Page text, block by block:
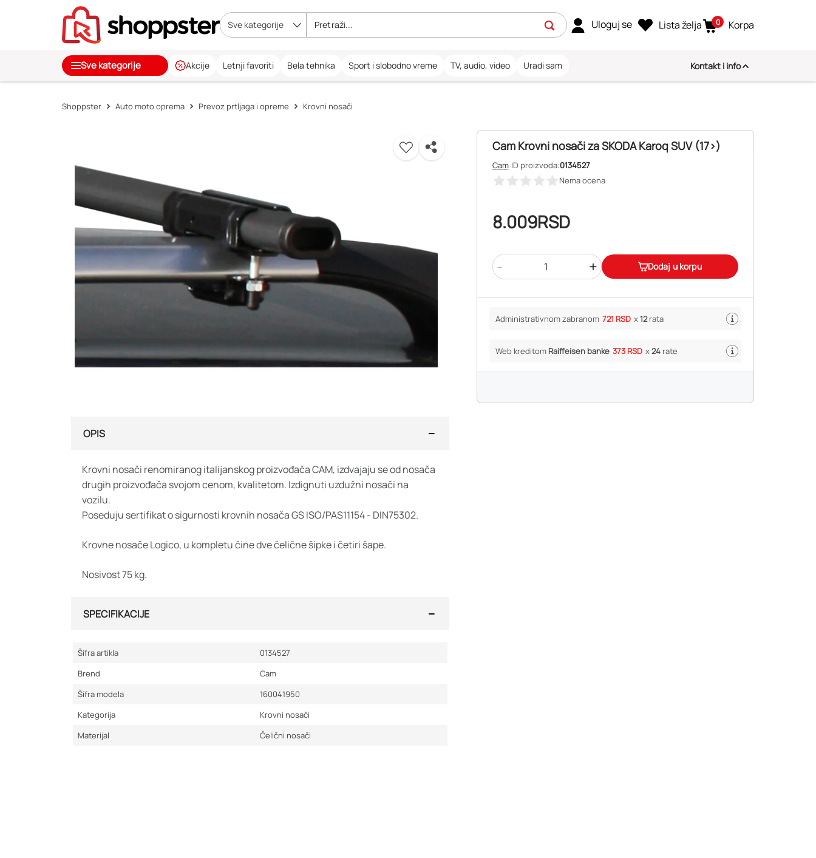
Sve kategorije Uloguj se Lista želja 0 Korpa
Sve kategorije Akcije Letnji favoriti Bela tehnika Sport i slobodno vreme TV, audio, video Uradi sam Kontakt i info
Shoppster Auto moto oprema Prevoz prtljaga i opreme Krovni nosači
Cam Krovni nosači za SKODA Karoq SUV (17>)
Cam ID proizvoda:0134527
Nema ocena
8.009RSD
- + Dodaj u korpu
Administrativnom zabranom 721 RSD x12rata
Web kreditom Raiffeisen banke 373 RSD x24rate
OPIS
Krovni nosači renomiranog italijanskog proizvođača CAM, izdvajaju se od nosača
drugih proizvođača svojom cenom, kvalitetom. Izdignuti uzdužni nosači na
vozilu.
Poseduju sertifikat o sigurnosti krovnih nosača GS ISO/PAS11154 - DIN75302.
Krovne nosače Logico, u kompletu čine dve čelične šipke i četiri šape.
Nosivost 75 kg.
SPECIFIKACIJE
Šifra artikla
0134527
Brend
Cam
Šifra modela
160041950
Kategorija
Krovni nosači
Materijal
Čelični nosači